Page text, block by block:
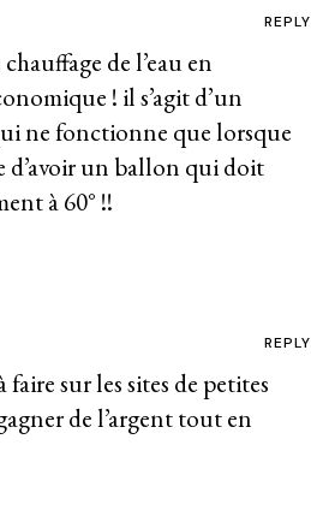
de l’eau en
! il s’agit d’un
ne fonctionne que lorsque
d’avoir un ballon qui doit
à 60° !!
REPLY
sur les sites de petites
de l’argent tout en
REPLY